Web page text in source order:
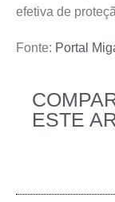
efetiva de
Fonte: Portal
ESTE